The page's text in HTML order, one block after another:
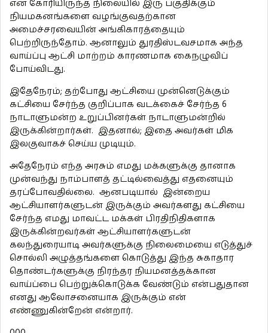
என கோரியிருந்த நிலையில் இரு பகுதிக்கும்
நியமகனங்களை வழங்குவதற்கான
அமைச்சரவையின் அங்கிகாரத்தையும்
பெற்றிருந்தோம். ஆனாலும் துரதிஸ்டவசமாக அந்த
வாய்ப்பு ஆட்சி மாற்றம் காரணமாக கைநழுவிப்
போய்விடது.
இதேநேரம்; தற்போது ஆட்சியை முன்னெடுக்கும்
கட்சியை சேர்ந்த குறிப்பாக வடக்கைச் சேர்ந்த 6
நாடாளுமன்ற உறுப்பினர்கள் நாடாளுமன்றில்
இருக்கின்றார்கள். இதனால்; இதை அவர்கள் மிக
இலகுவாகச் செய்ய முடியும்.
அதேநேரம் எந்த அரசும் எமது மக்களுக்கு தானாக
முன்வந்து நாம்பாளத் தட்டில்வைத்து எதனையும்
தரப்போவதில்லை. ஆனபடியால் இன்றைய
ஆட்சியாளர்களுடன் இருக்கும் அவர்களது கட்சியை
சேர்ந்த எமது மாவட்ட மக்கள் பிரதிநிதிகளாக
இருக்கின்றவர்கள் ஆட்சியாளர்களுடன்
கலந்துரையாடி அவர்களுக்கு நிலைமையை எடுத்துச்
சொல்லி அழுத்தங்களை கொடுத்து இந்த சுகாதார
தொண்டர்களுக்கு நிரந்தர நியமனத்தக்கான
வாய்ப்பை பெற்றுக்கொடுக்க வேண்டும் என்பதுதான
எனது ஆலோசனையாக இருக்கும் என்
எண்ணுகின்றேன் என்றார்.